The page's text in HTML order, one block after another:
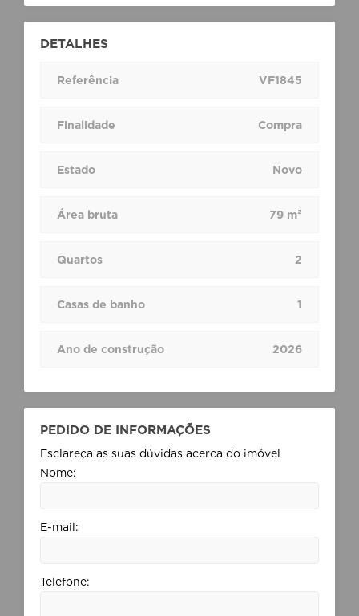
DETALHES
Referência VF1845
Finalidade Compra
Estado Novo
Área bruta 79 m²
Quartos 2
Casas de banho 1
Ano de construção 2026
PEDIDO DE INFORMAÇÕES
Esclareça as suas dúvidas acerca do imóvel
Nome:
E-mail:
Telefone: